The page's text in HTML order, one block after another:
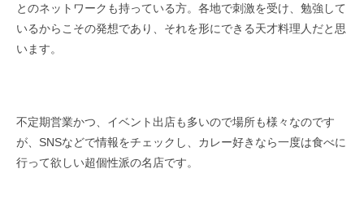
とのネットワークも持っている方。各地で刺激を受け、勉強して
いるからこその発想であり、それを形にできる天才料理人だと思
います。
不定期営業かつ、イベント出店も多いので場所も様々なのです
が、SNSなどで情報をチェックし、カレー好きなら一度は食べに
行って欲しい超個性派の名店です。